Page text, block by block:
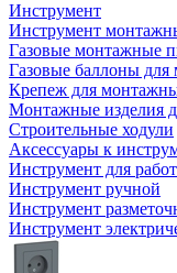
Инструмент
Инструмент
Газовые монтажные
Газовые баллоны
Крепеж для
Монтажные изделия
Строительные ходули
Аксессуары к
Инструмент для
Инструмент ручной
Инструмент
Инструмент